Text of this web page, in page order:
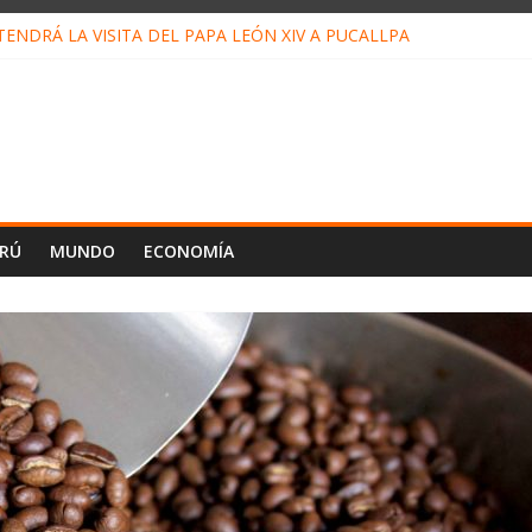
LA VISITA DEL PAPA LEÓN XIV A PUCALLPA
MUNDO ECONOMÍA